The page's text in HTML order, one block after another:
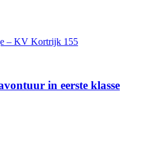
in eerste klasse